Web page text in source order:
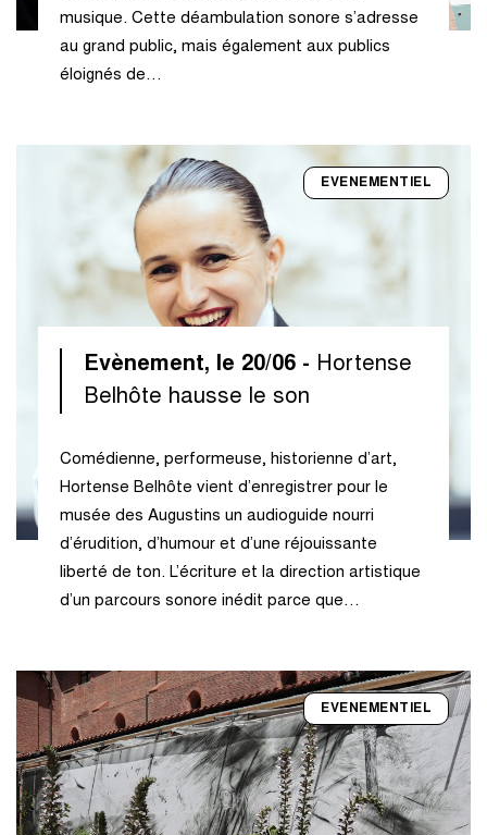
musique. Cette déambulation sonore s’adresse
au grand public, mais également aux publics
éloignés de…
EVENEMENTIEL
Evènement, le 20/06 - Hortense
Belhôte hausse le son
Comédienne, performeuse, historienne d’art,
Hortense Belhôte vient d’enregistrer pour le
musée des Augustins un audioguide nourri
d’érudition, d’humour et d’une réjouissante
liberté de ton. L’écriture et la direction artistique
d’un parcours sonore inédit parce que…
EVENEMENTIEL